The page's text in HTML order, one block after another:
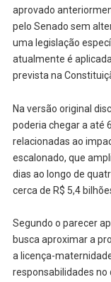
aprovado
pelo Senado sem
uma legislação
atualmente é
prevista na
Na versão original
poderia chegar a até
relacionadas ao
escalonado, que
dias ao longo de
cerca de R$ 5,4
Segundo o parecer
busca aproximar a
a licença-
responsabilidades